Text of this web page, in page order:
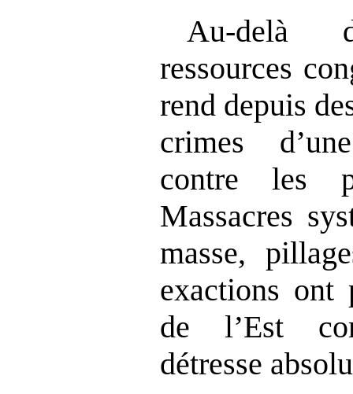
Au‑delà
ressources
rend depuis
crimes d’
contre les
Massacres
masse,
exactions ont
de l’Est
détresse